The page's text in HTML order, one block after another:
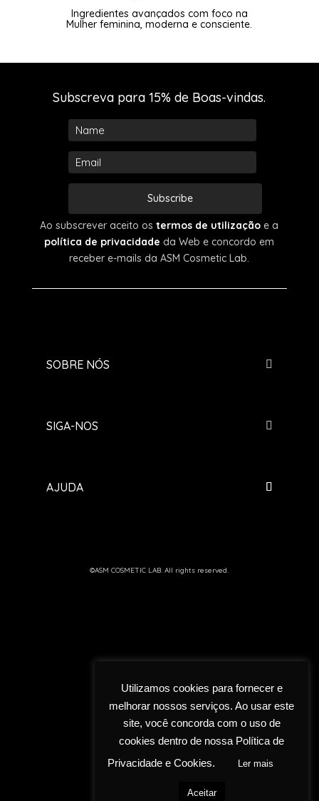
Ingredientes avançados com foco na
Mulher feminina, moderna e consciente.
Subscreva para 15% de Boas-vindas.
Subscribe
Ao subscrever aceito ostermos de utilização e a
política de privacidade da Web e concordo em
receber e-mails da ASM Cosmetic Lab.
SOBRE NÓS
SIGA-NOS
AJUDA
©ASM COSMETIC LAB. All rights reserved.
Utilizamos cookies para fornecer e
melhorar nossos serviços. Ao usar este
site, você concorda com o uso de
cookies dentro de nossa Política de
Privacidade e Cookies.
Ler mais
Aceitar